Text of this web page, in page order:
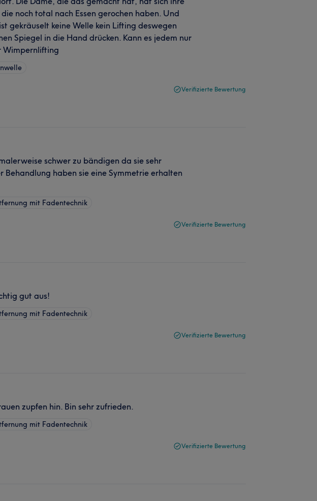
noch total nach Essen gerochen haben. Und
gekräuselt keine Welle kein Lifting deswegen
Spiegel in die Hand drücken. Kann es jedem nur
Wimpernlifting
Verifizierte Bewertung
schwer zu bändigen da sie sehr
Behandlung haben sie eine Symmetrie erhalten
mit Fadentechnik
Verifizierte Bewertung
gut aus!
mit Fadentechnik
Verifizierte Bewertung
zupfen hin. Bin sehr zufrieden.
mit Fadentechnik
Verifizierte Bewertung